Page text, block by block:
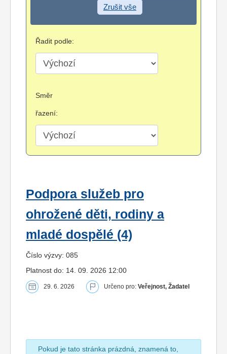
Zrušit vše
Řadit podle:
Směr
řazení:
Podpora služeb pro
ohrožené děti, rodiny a
mladé dospělé (4)
Číslo výzvy: 085
Platnost do: 14. 09. 2026 12:00
29. 6. 2026 Určeno pro: Veřejnost, Žadatel
Pokud je tato stránka prázdná, znamená to,